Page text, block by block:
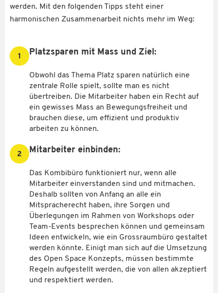
werden. Mit den folgenden Tipps steht einer
harmonischen Zusammenarbeit nichts mehr im Weg:
1 Platzsparen mit Mass und Ziel:
Obwohl das Thema Platz sparen natürlich eine
zentrale Rolle spielt, sollte man es nicht
übertreiben. Die Mitarbeiter haben ein Recht auf
ein gewisses Mass an Bewegungsfreiheit und
brauchen diese, um effizient und produktiv
arbeiten zu können.
2 Mitarbeiter einbinden:
Das Kombibüro funktioniert nur, wenn alle
Mitarbeiter einverstanden sind und mitmachen.
Deshalb sollten von Anfang an alle ein
Mitspracherecht haben, ihre Sorgen und
Überlegungen im Rahmen von Workshops oder
Team-Events besprechen können und gemeinsam
Ideen entwickeln, wie ein Grossraumbüro gestaltet
werden könnte. Einigt man sich auf die Umsetzung
des Open Space Konzepts, müssen bestimmte
Regeln aufgestellt werden, die von allen akzeptiert
und respektiert werden.